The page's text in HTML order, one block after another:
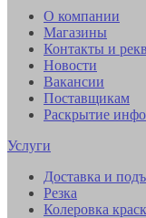
О компании
Магазины
Контакты и
Новости
Вакансии
Поставщикам
Раскрытие
Услуги
Доставка и
Резка
Колеровка